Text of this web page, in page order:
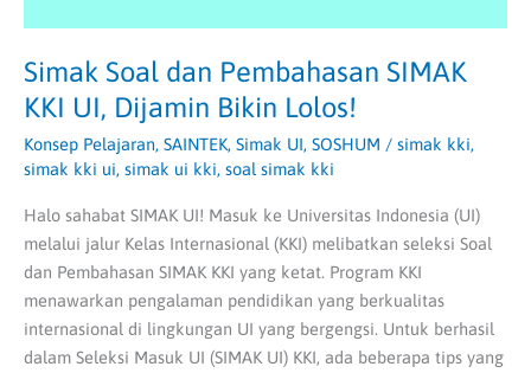
Simak Soal dan Pembahasan SIMAK
KKI UI, Dijamin Bikin Lolos!
Konsep Pelajaran, SAINTEK, Simak UI, SOSHUM / simak kki,
simak kki ui, simak ui kki, soal simak kki
Halo sahabat SIMAK UI! Masuk ke Universitas Indonesia (UI)
melalui jalur Kelas Internasional (KKI) melibatkan seleksi Soal
dan Pembahasan SIMAK KKI yang ketat. Program KKI
menawarkan pengalaman pendidikan yang berkualitas
internasional di lingkungan UI yang bergengsi. Untuk berhasil
dalam Seleksi Masuk UI (SIMAK UI) KKI, ada beberapa tips yang